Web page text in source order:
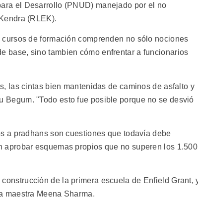
el Desarrollo (PNUD) manejado por el no
(RLEK).
de formación comprenden no sólo nociones
base, sino tambien cómo enfrentar a funcionarios
las cintas bien mantenidas de caminos de asfalto y
"Todo esto fue posible porque no se desvió
a pradhans son cuestiones que todavía debe
esquemas propios que no superen los 1.500
de la primera escuela de Enfield Grant,
maestra Meena Sharma.